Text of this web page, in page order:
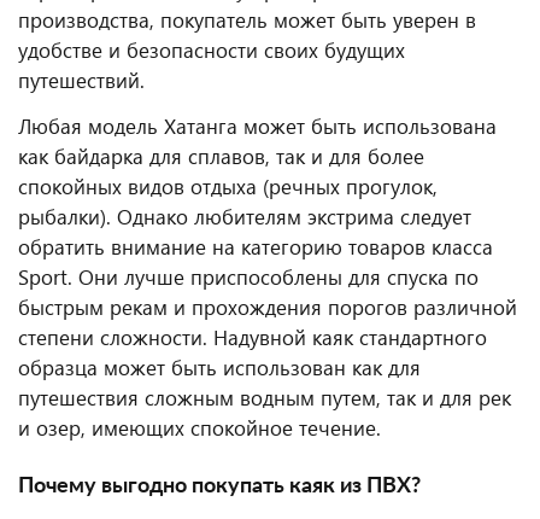
производства, покупатель может быть уверен в
удобстве и безопасности своих будущих
путешествий.
Любая модель Хатанга может быть использована
как байдарка для сплавов, так и для более
спокойных видов отдыха (речных прогулок,
рыбалки). Однако любителям экстрима следует
обратить внимание на категорию товаров класса
Sport. Они лучше приспособлены для спуска по
быстрым рекам и прохождения порогов различной
степени сложности. Надувной каяк стандартного
образца может быть использован как для
путешествия сложным водным путем, так и для рек
и озер, имеющих спокойное течение.
Почему выгодно покупать каяк из ПВХ?